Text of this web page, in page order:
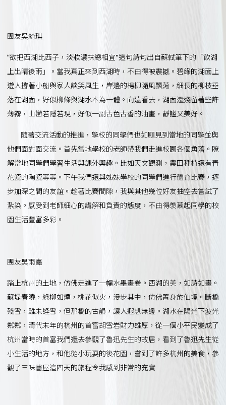
團友吳綺琪
“欲把西湖比西子，淡妝濃抹總相宜”這句詩句出自蘇軾筆下的「飲湖
上出晴後雨」。當我真正來到西湖時，不由得被震撼。碧綠的湖面上
遊人撐著小船與家人談笑風生，岸邊的楊柳隨風飄蕩，細長的柳枝垂
落在湖面，好似柳條與湖水本為一體。向遠看去，湖面還殘留著些許
薄霧，山巒若隱若現，好似一副古色古香的油畫，靜謐又美好。
隨著交流活動的推進，學校的同學們也如願見到當地的同學並與
他們面對面交流。首先當地學校的老師帶我們走進校園各個角落。瞭
解當地同學們學習生活與課外興趣。比如天文觀測，農田種植還有青
花瓷的陶瓷等等。下午我們還與姊妹學校的同學們進行體育比賽，逐
步加深之間的友誼。趁著比賽間隙，我與其他幾位好友抽空去嘗試了
紮染。感受到老師細心的講解和負責的態度，不由得羡慕起同學的校
園生活豐富多彩。
團友吳雨嘉
踏上杭州的土地，仿佛走進了一幅水墨畫卷。西湖的美，如詩如畫。
蘇堤春曉，綠柳如煙，桃花似火，漫步其中，仿佛置身於仙境。斷橋
殘雪，雖未逢雪，但那橋的古韻，讓人遐想無邊。湖水在陽光下波光
粼粼，清代末年的杭州的首富胡雪岩財力雄厚，從一個小平民變成了
杭州當時的首富我們還去參觀了魯迅先生的故居，看到了魯迅先生從
小生活的地方，和他從小玩耍的後花園，嘗到了許多杭州的美食，參
觀了三味書屋這四天的旅程令我感到非常的充實